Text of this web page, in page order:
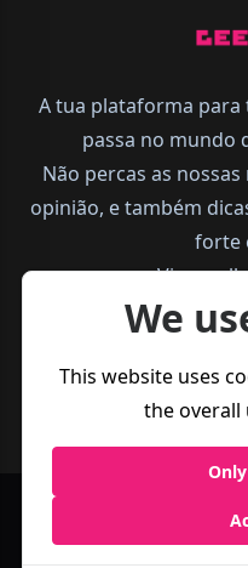
A tua plataforma para
passa no mundo
Não percas as
opinião, e também
forte
Vive
Business
We
This website uses
the overall